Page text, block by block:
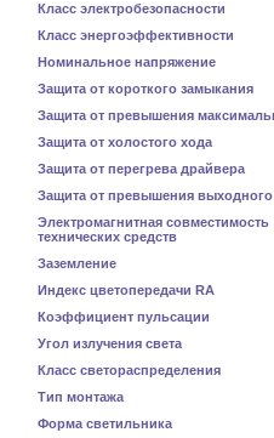
Класс электробезопасности
Класс энергоэффективности
Номинальное напряжение
Защита от короткого замыкания
Защита от превышения
Защита от холостого хода
Защита от перегрева драйвера
Защита от превышения
Электромагнитная совместимость
технических средств
Заземление
Индекс цветопередачи RA
Коэффициент пульсации
Угол излучения света
Класс светораспределения
Тип монтажа
Форма светильника